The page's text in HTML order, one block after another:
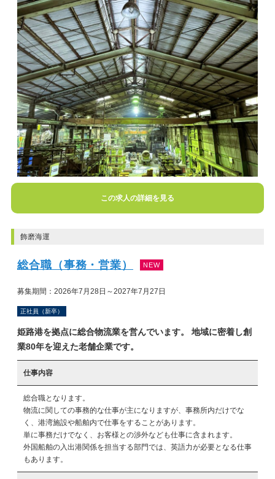
この求人の詳細を見る
飾磨海運
総合職（事務・営業） NEW
募集期間：2026年7月28日～2027年7月27日
正社員（新卒）
姫路港を拠点に総合物流業を営んでいます。 地域に密着し創
業80年を迎えた老舗企業です。
仕事内容
総合職となります。
物流に関しての事務的な仕事が主になりますが、事務所内だけでな
く、港湾施設や船舶内で仕事をすることがあります。
単に事務だけでなく、お客様との渉外なども仕事に含まれます。
外国船舶の入出港関係を担当する部門では、英語力が必要となる仕事
もあります。